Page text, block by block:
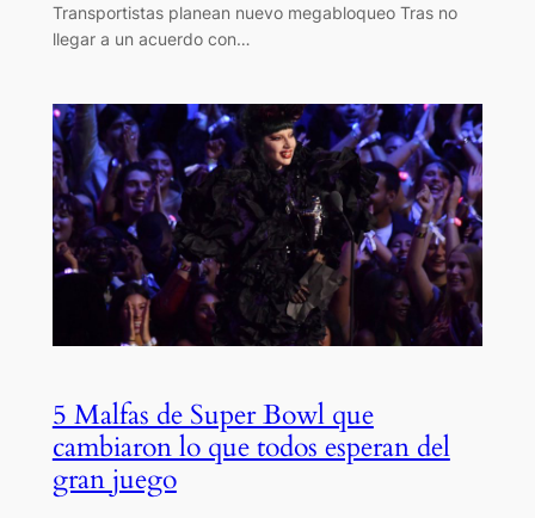
Transportistas planean nuevo megabloqueo Tras no
llegar a un acuerdo con…
5 Malfas de Super Bowl que
cambiaron lo que todos esperan del
gran juego